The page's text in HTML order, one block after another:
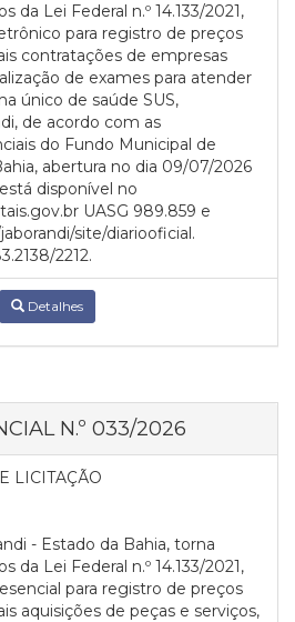
da Lei Federal n.º 14.133/2021,
para registro de preços
contratações de empresas
de exames para atender
único de saúde SUS,
de acordo com as
do Fundo Municipal de
abertura no dia 09/07/2026
disponível no
UASG 989.859 e
site/diariooficial.
2212.
Detalhes
N.º 033/2026
LICITAÇÃO
- Estado da Bahia, torna
da Lei Federal n.º 14.133/2021,
para registro de preços
aquisições de peças e serviços,